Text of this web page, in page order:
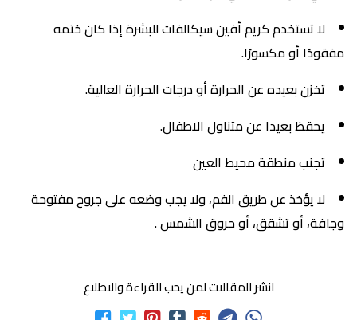
لا تستخدم كريم أفين سيكالفات للبشرة إذا كان ختمه
مفقودًا أو مكسورًا.
تخزن بعيده عن الحرارة أو درجات الحرارة العالية.
يحقظ بعيدا عن متناول الاطفال.
تجنب منطقة محيط العين
لا يؤخذ عن طريق الفم، ولا يجب وضعه على جروح مفتوحة
وجافة، أو تشقق، أو حروق الشمس .
انشر المقالات لمن يحب القراءة والاطلاع